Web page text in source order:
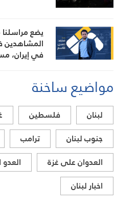
يضع
المشاهدين
في إيران،
التطوراتمواضيع ساخنة
لبنان فلسطين
جنوب لبنان
ترامب
العدوان على غزة
اخبار لبنان